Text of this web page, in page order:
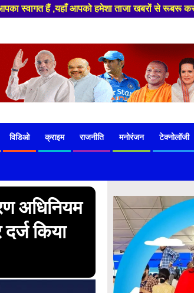
रूबरू कराया जाएगा , खबर और विज्ञापन के लिए
विडिओ क्राइम राजनीति मनोरंजन टेक्नोलॉजी
अधिनियम
किया